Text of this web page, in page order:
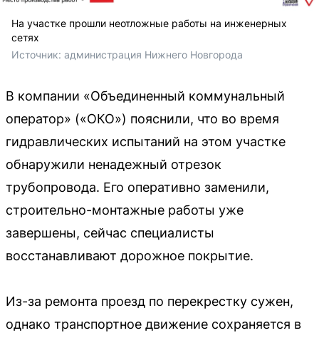
На участке прошли неотложные работы на инженерных
сетях
Источник: администрация Нижнего Новгорода
В компании «Объединенный коммунальный
оператор» («ОКО») пояснили, что во время
гидравлических испытаний на этом участке
обнаружили ненадежный отрезок
трубопровода. Его оперативно заменили,
строительно-монтажные работы уже
завершены, сейчас специалисты
восстанавливают дорожное покрытие.
Из-за ремонта проезд по перекрестку сужен,
однако транспортное движение сохраняется в